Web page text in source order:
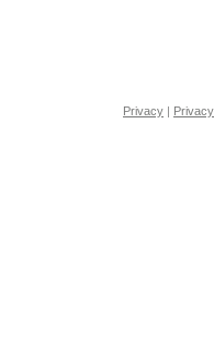
Privacy |